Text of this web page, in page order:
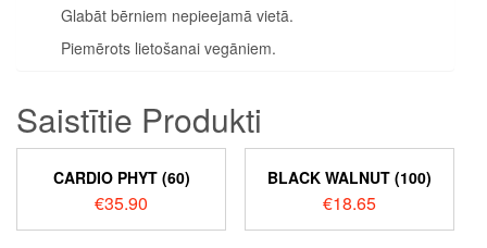
Glabāt bērniem nepieejamā vietā.
Piemērots lietošanai vegāniem.
Saistītie Produkti
CARDIO PHYT (60)
€35.90
BLACK WALNUT (100)
€18.65